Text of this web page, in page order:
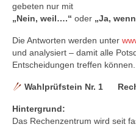
gebeten nur mit
„Nein, weil….“ oder „Ja,
Die Antworten werden unter
und analysiert – damit alle
Entscheidungen treffen können.
Wahlprüfstein Nr. 1
Hintergrund:
Das Rechenzentrum wird seit